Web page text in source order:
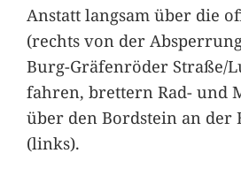
Anstatt langsam über die
(rechts von der
Burg-Gräfenröder Straße/
fahren, brettern Rad- und
über den Bordstein an der
(links).